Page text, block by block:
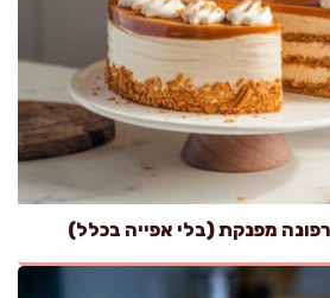
מפנקת (בלי אפייה בכלל)